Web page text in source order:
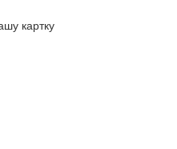
картку